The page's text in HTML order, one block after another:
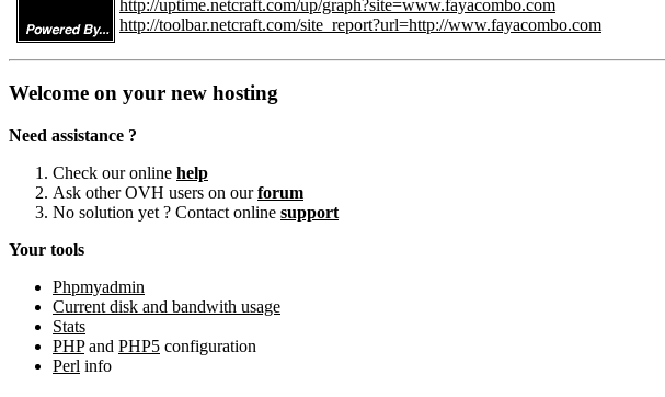
http://uptime.netcraft.com/up/graph?site=www.fayacombo.com
http://toolbar.netcraft.com/site_report?url=http://www.fayacombo.com
Welcome on your new hosting
Need assistance ?
Check our online help
Ask other OVH users on ourforum
No solution yet ? Contact online support
Your tools
Phpmyadmin
Current disk and bandwith usage
Stats
PHPand PHP5 configuration
Perl info